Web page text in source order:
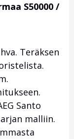
S50000 /
Teräksen
Santo
malliin.